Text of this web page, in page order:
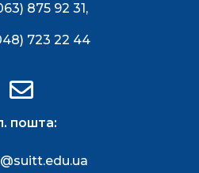
875 92 31,
723 22 44
пошта: